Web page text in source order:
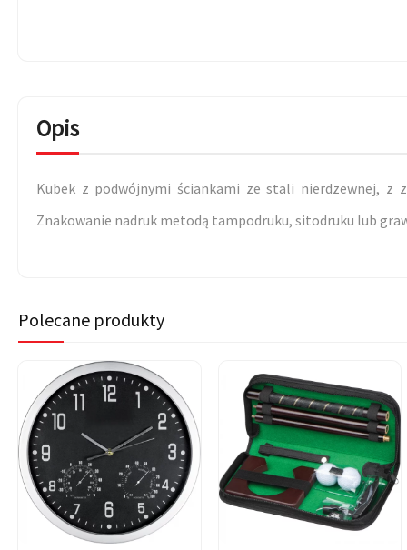
Opis
Kubek z podwójnymi ściankami ze stali nierdzewnej, z
Znakowanie nadruk metodą tampodruku, sitodruku lub
Polecane produkty